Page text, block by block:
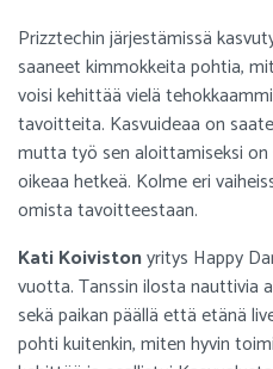
Prizztechin järjestämissä
saaneet kimmokkeita pohtia,
voisi kehittää vielä
tavoitteita. Kasvuideaa on
mutta työ sen aloittamiseksi
oikeaa hetkeä. Kolme eri
omista tavoitteestaan.
Kati Koivistonyritys Happy
vuotta. Tanssin ilosta nauttivia
sekä paikan päällä että etänä
pohti kuitenkin, miten hyvin